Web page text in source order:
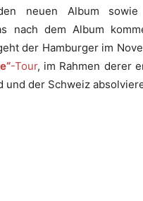
neuen Album
nach dem Album
der Hamburger im
-Tour, im Rahmen derer
und der Schweiz